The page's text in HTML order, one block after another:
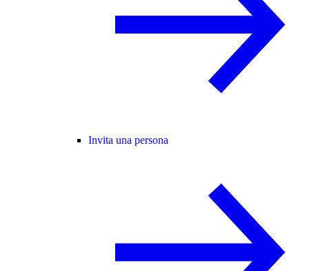
Invita una persona